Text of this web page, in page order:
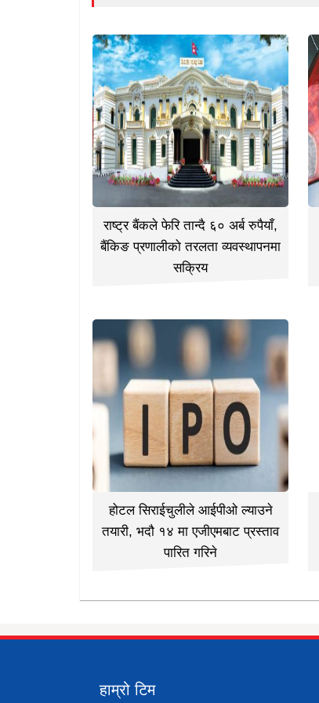
राष्ट्र बैंकले फेरि तान्दै ६० अर्ब रुपैयाँ,
बैंकिङ प्रणालीको तरलता व्यवस्थापनमा
सक्रिय
होटल सिराईचुलीले आईपीओ ल्याउने
तयारी, भदौ १४ मा एजीएमबाट प्रस्ताव
पारित गरिने
हाम्रो टिम